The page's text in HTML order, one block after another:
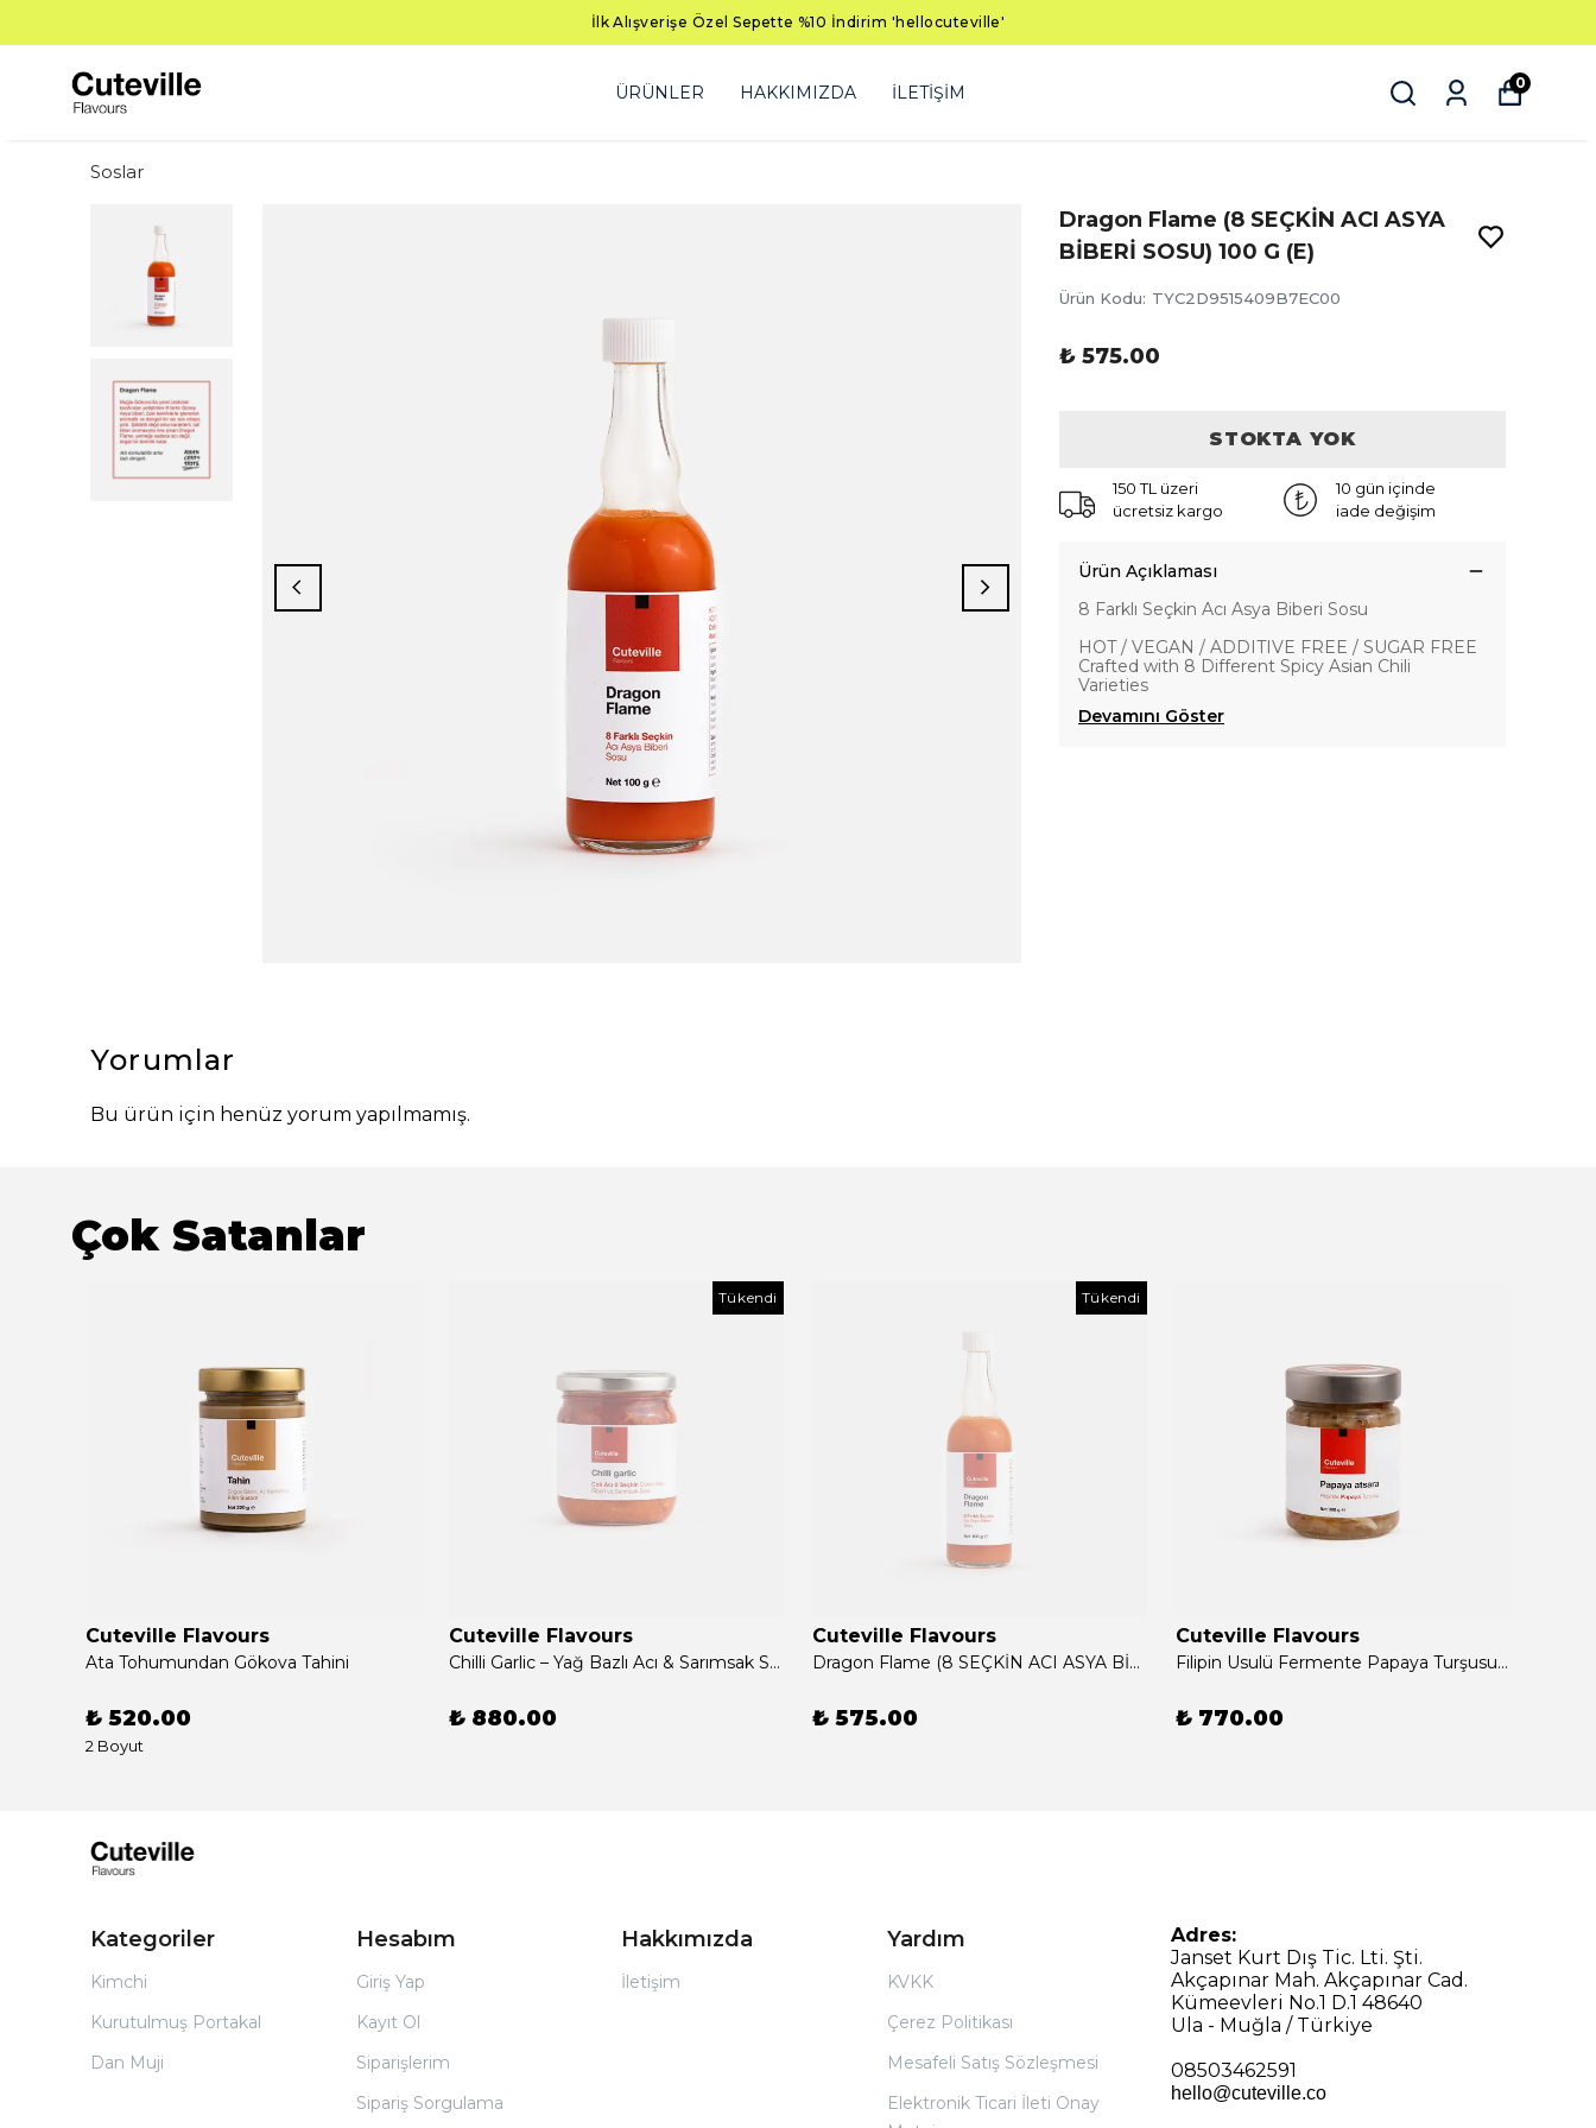
İlk Alışverişe Özel Sepette %10 İndirim 'hellocuteville'
ÜRÜNLER HAKKIMIZDA İLETİŞİM 0
Soslar
Dragon Flame (8 SEÇKİN ACI ASYA
BİBERİ SOSU) 100 G (E)
Ürün Kodu: TYC2D9515409B7EC00
₺ 575.00
STOKTA YOK
150 TL üzeri
ücretsiz kargo
10 gün içinde
iade değişim
Ürün Açıklaması
8 Farklı Seçkin Acı Asya Biberi Sosu
HOT / VEGAN / ADDITIVE FREE / SUGAR FREE
Crafted with 8 Different Spicy Asian Chili
Varieties
Devamını Göster
Yorumlar
Bu ürün için henüz yorum yapılmamış.
Çok Satanlar
Cuteville Flavours
Ata Tohumundan Gökova Tahini
₺ 520.00
2 Boyut
Tükendi
Cuteville Flavours
Chilli Garlic – Yağ Bazlı Acı & Sarımsak Sosu (8 SEÇKİN ASYA BİBERİ VE ULA SARIMSAĞI, 180G)
₺ 880.00
Tükendi
Cuteville Flavours
Dragon Flame (8 SEÇKİN ACI ASYA BİBERİ SOSU) 100 G (E)
₺ 575.00
Cuteville Flavours
Filipin Usulü Fermente Papaya Turşusu (KATKISIZ, CAM KAVANOZ, 300G)
₺ 770.00
Kategoriler
Kimchi
Kurutulmuş Portakal
Dan Muji
Hesabım
Giriş Yap
Kayıt Ol
Siparişlerim
Sipariş Sorgulama
Hakkımızda
İletişim
Yardım
KVKK
Çerez Politikası
Mesafeli Satış Sözleşmesi
Elektronik Ticari İleti Onay
Adres:
Janset Kurt Dış Tic. Lti. Şti.
Akçapınar Mah. Akçapınar Cad.
Kümeevleri No.1 D.1 48640
Ula - Muğla / Türkiye
08503462591
hello@cuteville.co